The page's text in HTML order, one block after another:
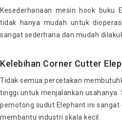
Kesederhanaan mesin hook buku
tidak hanya mudah untuk
sangat sederhana dan mudah
Kelebihan Corner Cutter
Tidak semua percetakan
tinggi untuk menjalankan usahanya.
pemotong sudut Elephant ini sangat
membantu industri skala kecil.